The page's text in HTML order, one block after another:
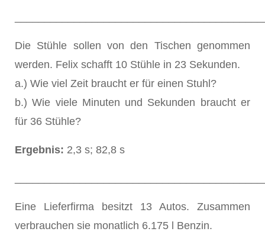
Die Stühle sollen von den Tischen genommen
werden. Felix schafft 10 Stühle in 23 Sekunden.
a.) Wie viel Zeit braucht er für einen Stuhl?
b.) Wie viele Minuten und Sekunden braucht er
für 36 Stühle?
Ergebnis: 2,3 s; 82,8 s
Eine Lieferfirma besitzt 13 Autos. Zusammen
verbrauchen sie monatlich 6.175 l Benzin.